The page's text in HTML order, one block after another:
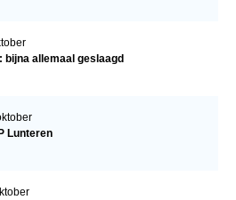
bijna allemaal geslaagd
Lunteren